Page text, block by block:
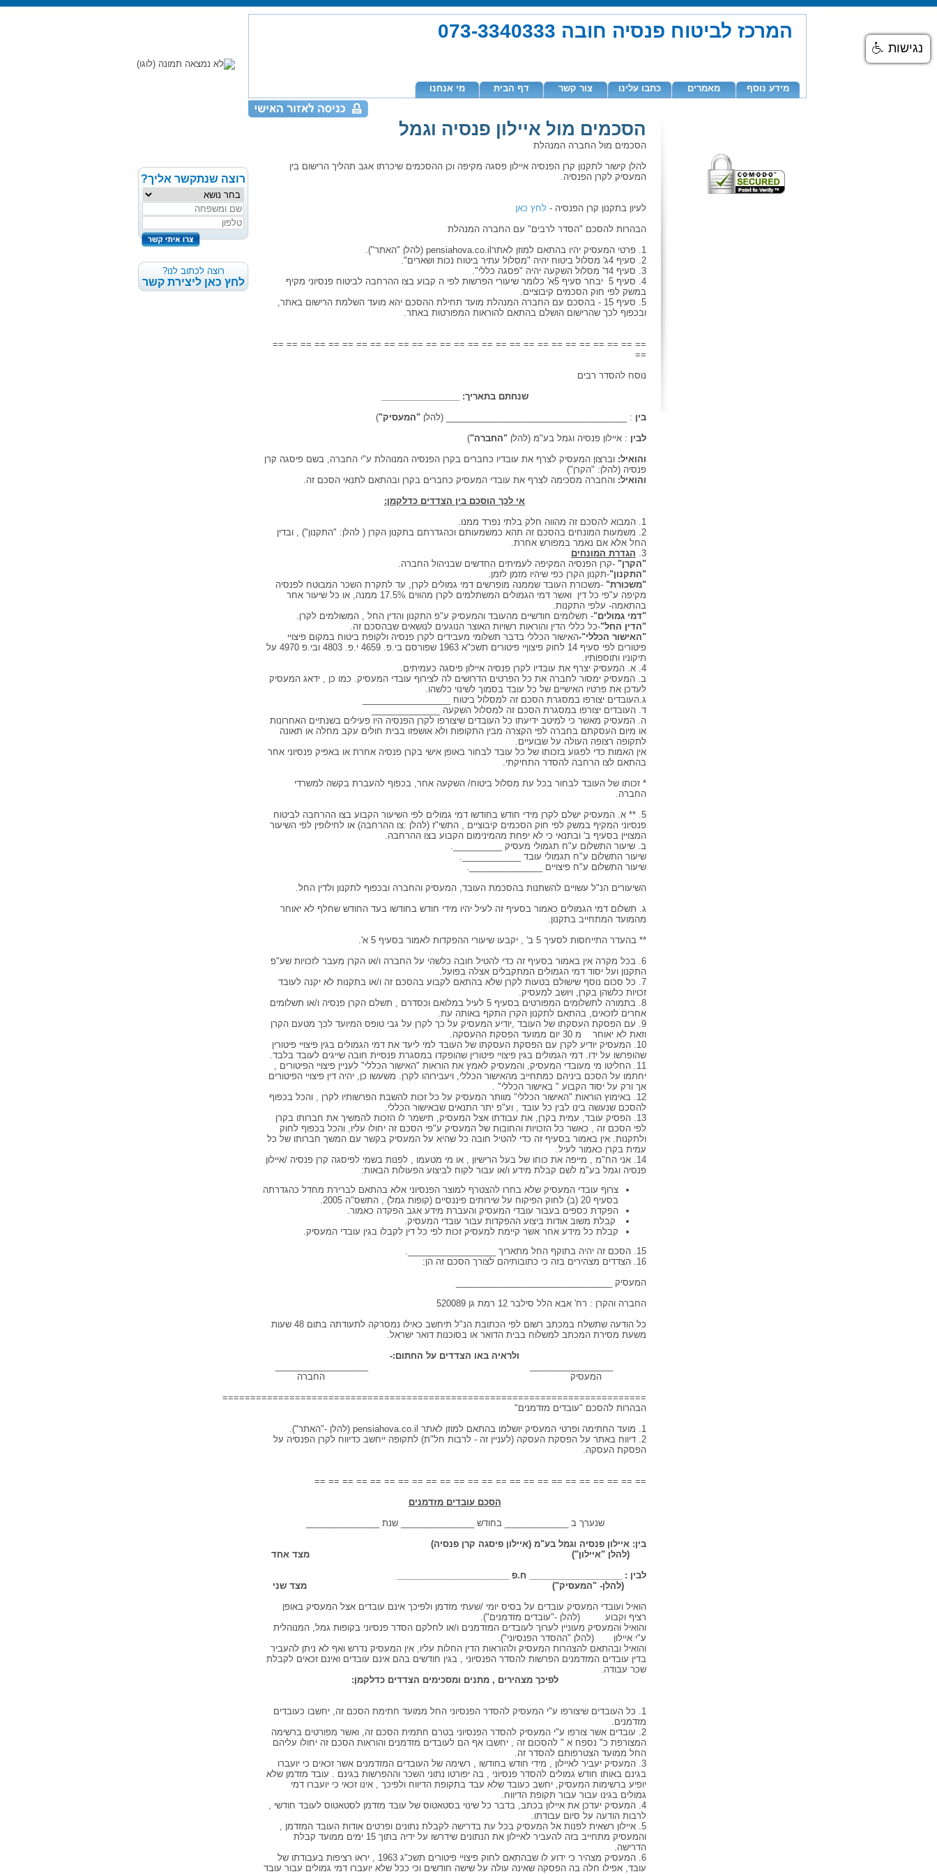
המרכז לביטוח פנסיה חובה 073-3340333
מידע נוסף מאמרים כתבו עלינו צור קשר דף הבית מי אנחנו
הסכמים מול איילון פנסיה וגמל
הסכמים מול החברה המנהלת
להלן קישור לתקנון קרן הפנסיה איילון פסגה מקיפה וכן ההסכמים שיכרתו אגב תהליך הרישום בין
המעסיק לקרן הפנסיה.
לעיון בתקנון קרן הפנסיה - לחץ כאן
הבהרות להסכם "הסדר לרבים" עם החברה המנהלת
1. פרטי המעסיק יהיו בהתאם למוזן לאתרpensiahova.co.il (להלן "האתר").
2. סעיף 4ג' מסלול ביטוח יהיה "מסלול עתיר ביטוח נכות ושארים".
3. סעיף 4ד' מסלול השקעה יהיה "פסגה כללי".
4. סעיף 5 יבחר סעיף 5א' כלומר שיעורי הפרשות לפי ה קבוע בצו ההרחבה לביטוח פנסיוני מקיף
במשק לפי חוק הסכמים קיבוציים.
5. סעיף 15 - בהסכם עם החברה המנהלת מועד תחילת ההסכם יהא מועד השלמת הרישום באתר,
ובכפוף לכך שהרישום הושלם בהתאם להוראות המפורטות באתר.
== == == == == == == == == == == == == == == == == == == == == == == == == == ==
==
נוסח להסדר רבים
שנחתם בתאריך: ________________
בין : _____________________________________ (להלן "המעסיק")
לבין : איילון פנסיה וגמל בע"מ (להלן "החברה")
והואיל: וברצון המעסיק לצרף את עובדיו כחברים בקרן הפנסיה המנוהלת ע"י החברה, בשם פיסגה קרן
פנסיה (להלן: "הקרן")
והואיל: והחברה מסכימה לצרף את עובדי המעסיק כחברים בקרן ובהתאם לתנאי הסכם זה.
אי לכך הוסכם בין הצדדים כדלקמן:
1. המבוא להסכם זה מהווה חלק בלתי נפרד ממנו.
2. משמעות המונחים בהסכם זה תהא כמשמעותם וכהגדרתם בתקנון הקרן ( להלן: "התקנון") , ובדין
החל אלא אם נאמר במפורש אחרת.
3. הגדרת המונחים
"הקרן" -קרן הפנסיה המקיפה לעמיתים החדשים שבניהול החברה.
"התקנון"-תקנון הקרן כפי שיהיו מזמן לזמן.
"משכורת" -משכורת העובד שממנה מופרשים דמי גמולים לקרן, עד לתקרת השכר המבוטח לפנסיה
מקיפה ע"פי כל דין ואשר דמי הגמולים המשתלמים לקרן מהווים 17.5% ממנה, או כל שיעור אחר
בהתאמה- עלפי התקנות.
"דמי גמולים"- תשלומים חודשיים מהעובד והמעסיק ע"פ התקנון והדין החל , המשולמים לקרן.
"הדין החל"-כל כללי הדין והוראות רשויות האוצר הנוגעים לנושאים שבהסכם זה.
"האישור הכללי"-האישור הכללי בדבר תשלומי מעבידים לקרן פנסיה ולקופת ביטוח במקום פיצויי
פיטורים לפי סעיף 14 לחוק פיצוןיי פיטורים תשכ"א 1963 שפורסם בי.פ. 4659 י.פ. 4803 ובי.פ 4970 על
תיקוניו ותוספותיו.
4. א. המעסיק יצרף את עובדיו לקרן פנסיה איילון פיסגה כעמיתים.
ב. המעסיק ימסור לחברה את כל הפרטים הדרושים לה לצירוף עובדי המעסיק. כמו כן , ידאג המעסיק
לעדכן את פרטיו האישיים של כל עובד בסמוך לשינוי כלשהו.
ג.העובדים יצורפו במסגרת הסכם זה למסלול ביטוח __________________
ד. העובדים יצורפו במסגרת הסכם זה למסלול השקעה ______________
ה. המעסיק מאשר כי למיטב ידיעתו כל העובדים שיצורפו לקרן הפנסיה היו פעילים בשנתיים האחרונות
או מיום העסקתם בחברה לפי הקצרה מבין התקופות ולא אושפזו בבית חולים עקב מחלה או תאונה
לתקופה רצופה העולה על שבועיים.
אין האמות כדי לפגוע בזכותו של כל עובד לבחור באופן אישי בקרן פנסיה אחרת או באפיק פנסיוני אחר
בהתאם לצו הרחבה להסדר התחיקתי.
* זכותו של העובד לבחור בכל עת מסלול ביטוח/ השקעה אחר, בכפוף להעברת בקשה למשרדי
החברה.
5. ** א. המעסיק ישלם לקרן מידי חודש בחודשו דמי גמולים לפי השיעור הקבוע בצו ההרחבה לביטוח
פנסיוני המקיף במשק לפי חוק הסכמים קיבוציים , התשי"ז (להלן :צו ההרחבה) או לחילופין לפי השיעור
המצויין בסעיף ב' ובתנאי כי לא יפחת מהמינימום הקבוע בצו ההרחבה.
ב. שיעור התשלום ע"ח תגמולי מעסיק __________.
שיעור התשלום ע"ח תגמולי עובד ____________.
שיעור התשלום ע"ח פיצויים _______________.
השיעורים הנ"ל עשויים להשתנות בהסכמת העובד, המעסיק והחברה ובכפוף לתקנון ולדין החל.
ג. תשלום דמי הגמולים כאמור בסעיף זה לעיל יהיו מידי חודש בחודשו בעד החודש שחלף לא יאוחר
מהמועד המתחייב בתקנון.
** בהעדר התייחסות לסעיך 5 ב' , יקבעו שיעורי ההפקדות לאמור בסעיף 5 א'.
6. בכל מקרה אין באמור בסעיף זה כדי להטיל חובה כלשהי על החברה ו/או הקרן מעבר לזכויות שע"פ
התקנון ועל יסוד דמי הגמולים המתקבלים אצלה בפועל.
7. כל סכום נוסף שישולם בטעות לקרן שלא בהתאם לקבוע בהסכם זה ו/או בתקנות לא יקנה לעובד
זכויות כלשהן בקרן, ויושב למעסיק.
8. בתמורה לתשלומים המפורטים בסעיף 5 לעיל במלואם וכסדרם , תשלם הקרן פנסיה ו/או תשלומים
אחרים לזכאים, בהתאם לתקנון הקרן התקף באותה עת.
9. עם הפסקת העסקתו של העובד ,יודיע המעסיק על כך לקרן על גבי טופס המיועד לכך מטעם הקרן
וזאת לא יאוחר מ 30 יום ממועד הפסקת ההעסקה.
10. המעסיק יודיע לקרן עם הפסקת העסקתו של העובד למי ליעד את דמי הגמולים בגין פיצויי פיטורין
שהופרשו על ידו. דמי הגמולים בגין פיצויי פיטורין שהופקדו במסגרת פנסיית חובה שייגים לעובד בלבד.
11. החליטו מי מעובדי המעסיק, והמעסיק לאמץ את הוראות "האישור הכללי" לעניין פיצויי הפיטורים ,
יחתמו על הסכם ביניהם כמתחייב מהאישור הכללי, ויעבירוהו לקרן. משעשו כן, יהיה דין פיצויי הפיטורים
אך ורק על יסוד הקבוע " באישור הכללי" .
12. באימוץ הוראות "האישור הכללי" מוותר המעסיק על כל זכות להשבת הפרשותיו לקרן , והכל בכפוף
להסכם שנעשה בינו לבין כל עובד , וע"פ יתר התנאים שבאישור הכללי.
13. הפסיק עובד, עמית בקרן, את עבודתו אצל המעסיק, תישמר לו הזכות להמשיך את חברותו בקרן
לפי הסכם זה , כאשר כל הזכויות והחובות של המעסיק ע"פי הסכם זה יחולו עליו, והכל בכפוף לחוק
ולתקנות. אין באמור בסעיף זה כדי להטיל חובה כל שהיא על המעסיק בקשר עם המשך חברותו של כל
עמית בקרן כאמור לעיל.
14. אני הח"מ , מייפה את כוחו של בעל הרישיון , או מי מטעמו , לפנות בשמי לפיסגה קרן פנסיה /איילון
פנסיה וגמל בע"מ לשם קבלת מידע ו/או עבור לקוח לביצוע הפעולות הבאות:
צרוף עובדי המעסיק שלא בחרו להצטרף למוצר הפנסיוני אלא בהתאם לברירת מחדל כהגדרתה
בסעיף 20 (ב) לחוק הפיקוח על שירותים פיננסיים (קופות גמל) , התשס"ה 2005.
הפקדת כספים בעבור עובדי המעסיק והעברת מידע אגב הפקדה כאמור.
קבלת משוב אודות ביצוע ההפקדות עבור עובדי המעסיק.
קבלת כל מידע אחר אשר קיימת למעסיק זכות לפי כל דין לקבלו בגין עובדי המעסיק.
15. הסכם זה יהיה בתוקף החל מתאריך __________________.
16. הצדדים מצהירים בזה כי כתובותיהם לצורך הסכם זה הן:
המעסיק ________________________________
החברה והקרן : רח' אבא הלל סילבר 12 רמת גן 520089
כל הודעה שתשלח במכתב רשום לפי הכתובת הנ"ל תיחשב כאילו נמסרקה לתעודתה בתום 48 שעות
משעת מסירת המכתב למשלוח בבית הדואר או בסוכנות דואר ישראל.
ולראיה באו הצדדים על החתום:-
המעסיק החברה
============================================================================
הבהרות להסכם "עובדים מזדמנים"
1. מועד החתימה ופרטי המעסיק יושלמו בהתאם למוזן לאתר pensiahova.co.il (להלן -"האתר").
2. דיווח באתר על הפסקת העסקה (לעניין זה - לרבות חל"ת) לתקופה ייחשב כדיווח לקרן הפנסיה על
הפסקת העסקה.
== == == == == == == == == == == == == == == == == == == == == == == ==
הסכם עובדים מזדמנים
שנערך ב _____________ בחודש _______________ שנת _______________
בין: איילון פנסיה וגמל בע"מ (איילון פיסגה קרן פנסיה)
(להלן "איילון") מצד אחד
לבין : ___________________ ח.פ _______________________
(להלן- "המעסיק") מצד שני
הואיל ועובדי המעסיק עובדים על בסיס יומי /שעתי מזדמן ולפיכך אינם עובדים אצל המעסיק באופן
רציף וקבוע (להלן -"עובדים מזדמנים").
והואיל והמעסיק מעוניין לערוך לעובדים המזדמנים ו/או לחלקם הסדר פנסיוני בקופות גמל, המנוהלית
ע"י איילון (להלן "ההסדר הפנסיוני").
והואיל ובהתאם להצהרות המעסיק ולהוראות הדין החלות עליו, אין המעסיק נדרש ואף לא ניתן להעביר
בדין עובדים המזדמנים הפרשות להסדר הפנסיוני , בגין חודשים בהם אינם עובדים ואינם זכאים לקבלת
שכר עבודה.
לפיכך מצהירים , מתנים ומסכימים הצדדים כדלקמן:
1. כל העובדים שיצורפו ע"י המעסיק להסדר הפנסיוני החל ממועד חתימת הסכם זה, יחשבו כעובדים
מזדמנים.
2. עובדים אשר צורפו ע"י המעסיק להסדר הפנסיוני בטרם חתמית הסכם זה, ואשר מפורטים ברשימה
המצורפת כ" נספח א " להסכום זה , יחשבו אף הם לעובדים מזדמנים והוראות הסכם זה יחולו עליהם
החל ממועד הצטרפותם להסדר זה.
3. המעסיק יעביר לאיילון , מידי חודש בחודשו , רשימה של העובדים המזדמנים אשר זכאים כי יועברו
בגינם באותו חודש גמולים להסדר פנסיוני , בה יפורטו נתוני השכר וההפרשות בגינם . עובד מזדמן שלא
יופיע ברשימות המעסיק, יחשב כעובד שלא עבד בתקופת הדיווח ולפיכך , אינו זכאי כי יועברו דמי
גמולים בגינו עבור עבור תקופת הדיווח.
4. המעסיק יעדכן את איילון בכתב, בדבר כל שינוי בסטאטוס של עובד מזדמן לסטאטוס לעובד חודשי ,
לרבות הודעה על סיום עבודתו.
5. איילון רשאית לפנות אל המעסיק בכל עת בדרישה לקבלת נתונים ופרטים אודות העובד המזדמן ,
והמעסיק מתחייב בזה להעביר לאיילון את הנתונים שידרשו על ידיה בתוך 15 ימים ממועד קבלת
הדרישה.
6. המעסיק מצהיר כי ידוע לו שבהתאם לחוק פיצויי פיטורים תשכ"ג 1963 , יראו רציפות בעבודתו של
עובד, אפילו חלה בה הפסקה שאינה עולה על שישה חודשים וכי ככל שלא יועברו דמי גמולים עבור עובד
רוצה שנתקשר אליך?
רוצה לכתוב לנו?
לחץ כאן ליצירת קשר
נגישות